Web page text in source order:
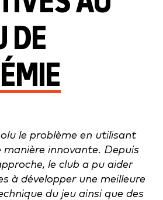
DE
le problème en utilisant
manière innovante. Depuis
le club a pu aider
à développer une meilleure
du jeu ainsi que des